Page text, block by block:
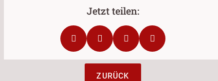
ZURÜCK